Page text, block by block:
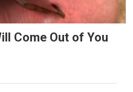
Come Out of You